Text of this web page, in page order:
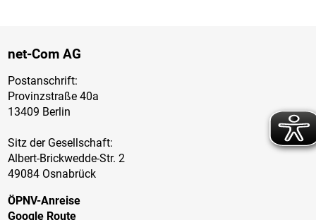
net-Com AG
Postanschrift:
Provinzstraße 40a
13409 Berlin
Sitz der Gesellschaft:
Albert-Brickwedde-Str. 2
49084 Osnabrück
ÖPNV-Anreise
Google Route